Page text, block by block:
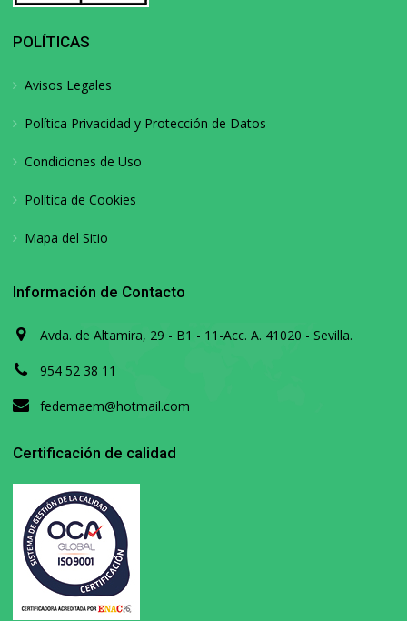
POLÍTICAS
Avisos Legales
Política Privacidad y Protección de Datos
Condiciones de Uso
Política de Cookies
Mapa del Sitio
Información de Contacto
Avda. de Altamira, 29 - B1 - 11-Acc. A. 41020 - Sevilla.
954 52 38 11
fedemaem@hotmail.com
Certificación de calidad